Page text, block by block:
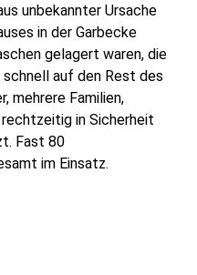
unbekannter Ursache
in der Garbecke
gelagert waren, die
auf den Rest des
mehrere Familien,
in Sicherheit
Fast 80
im Einsatz.